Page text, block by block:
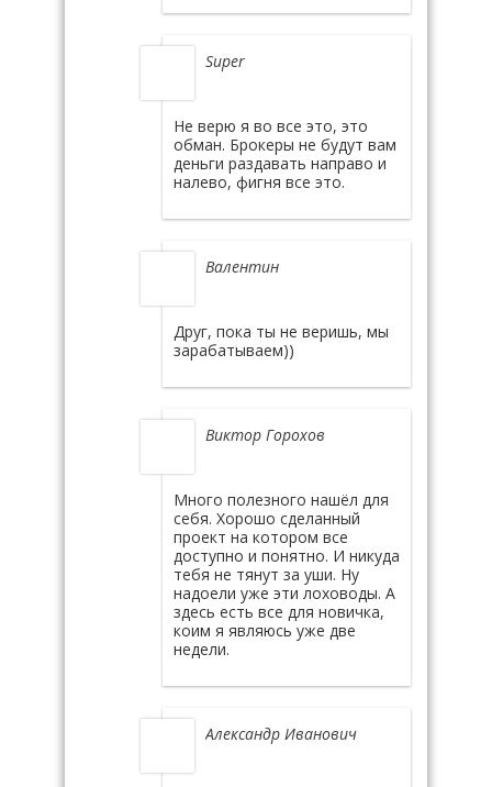
Super
Не верю я во все это, это
обман. Брокеры не будут вам
деньги раздавать направо и
налево, фигня все это.
Валентин
Друг, пока ты не веришь, мы
зарабатываем))
Виктор Горохов
Много полезного нашёл для
себя. Хорошо сделанный
проект на котором все
доступно и понятно. И никуда
тебя не тянут за уши. Ну
надоели уже эти лоховоды. А
здесь есть все для новичка,
коим я являюсь уже две
недели.
Александр Иванович